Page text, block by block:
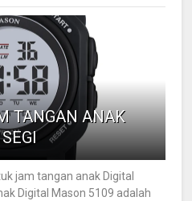
TANGAN ANAK
jam tangan anak Digital
Digital Mason 5109 adalah